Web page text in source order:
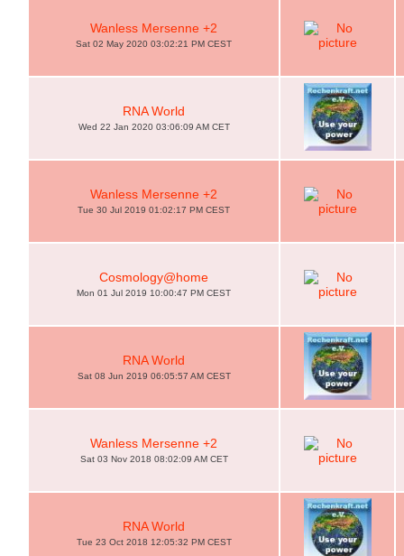
Wanless Mersenne +2
Sat 02 May 2020 03:02:21 PM CEST
RNA World
Wed 22 Jan 2020 03:06:09 AM CET
Wanless Mersenne +2
Tue 30 Jul 2019 01:02:17 PM CEST
Cosmology@home
Mon 01 Jul 2019 10:00:47 PM CEST
RNA World
Sat 08 Jun 2019 06:05:57 AM CEST
Wanless Mersenne +2
Sat 03 Nov 2018 08:02:09 AM CET
RNA World
Tue 23 Oct 2018 12:05:32 PM CEST